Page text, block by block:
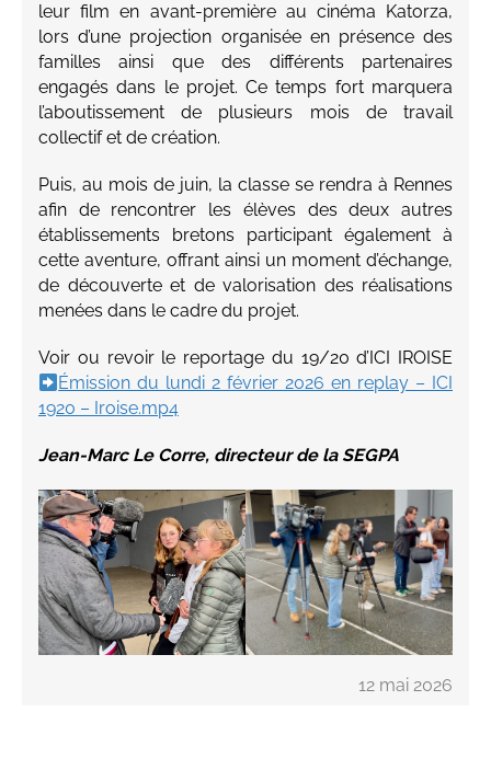
leur film en avant-première au cinéma Katorza,
lors d’une projection organisée en présence des
familles ainsi que des différents partenaires
engagés dans le projet. Ce temps fort marquera
l’aboutissement de plusieurs mois de travail
collectif et de création.
Puis, au mois de juin, la classe se rendra à Rennes
afin de rencontrer les élèves des deux autres
établissements bretons participant également à
cette aventure, offrant ainsi un moment d’échange,
de découverte et de valorisation des réalisations
menées dans le cadre du projet.
Voir ou revoir le reportage du 19/20 d’ICI IROISE
Émission du lundi 2 février 2026 en replay – ICI
1920 – Iroise.mp4
Jean-Marc Le Corre, directeur de la SEGPA
12 mai 2026